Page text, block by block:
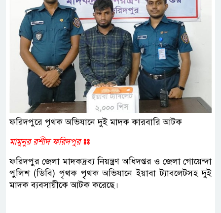
ফরিদপুরে পৃথক অভিযানে দুই মাদক কারবারি আটক
মামুনুর রশীদ ফরিদপুরঃঃ
ফরিদপুর জেলা মাদকদ্রব্য নিয়ন্ত্রণ অধিদপ্তর ও জেলা গোয়েন্দা
পুলিশ (ডিবি) পৃথক পৃৃৃথক অভিযানে ইয়াবা ট্যাবলেটসহ দুই
মাদক ব্যবসায়ীকে আটক করেছে।